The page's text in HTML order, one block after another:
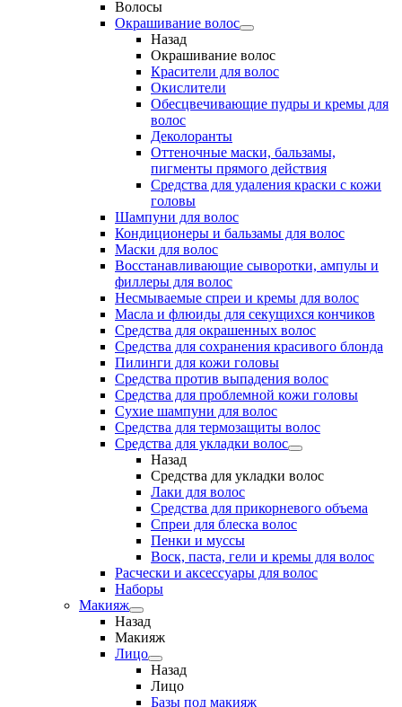
Волосы
Окрашивание волос
Назад
Окрашивание волос
Красители для волос
Окислители
Обесцвечивающие пудры и кремы для
волос
Деколоранты
Оттеночные маски, бальзамы,
пигменты прямого действия
Средства для удаления краски с кожи
головы
Шампуни для волос
Кондиционеры и бальзамы для волос
Маски для волос
Восстанавливающие сыворотки, ампулы и
филлеры для волос
Несмываемые спреи и кремы для волос
Масла и флюиды для секущихся кончиков
Средства для окрашенных волос
Средства для сохранения красивого блонда
Пилинги для кожи головы
Средства против выпадения волос
Средства для проблемной кожи головы
Сухие шампуни для волос
Средства для термозащиты волос
Средства для укладки волос
Назад
Средства для укладки волос
Лаки для волос
Средства для прикорневого объема
Спреи для блеска волос
Пенки и муссы
Воск, паста, гели и кремы для волос
Расчески и аксессуары для волос
Наборы
Макияж
Назад
Макияж
Лицо
Назад
Лицо
Базы под макияж